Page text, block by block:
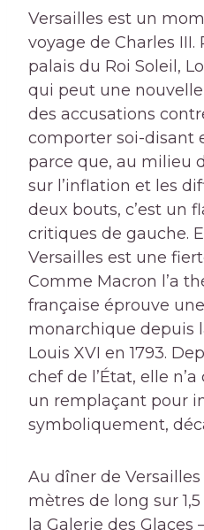
Versailles est un
voyage de Charles III.
palais du Roi Soleil,
qui peut une
des accusations
comporter soi-disant
parce que, au milieu
sur l’inflation et les
deux bouts, c’est un
critiques de gauche.
Versailles est une
Comme Macron l’a
française éprouve
monarchique depuis
Louis XVI en 1793.
chef de l’État, elle
un remplaçant pour
symboliquement,
Au dîner de
mètres de long sur
la Galerie des Glaces